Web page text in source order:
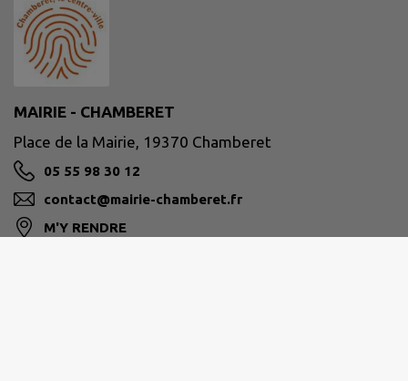
MAIRIE - CHAMBERET
Place de la Mairie, 19370 Chamberet
05 55 98 30 12
contact@mairie-chamberet.fr
M'Y RENDRE